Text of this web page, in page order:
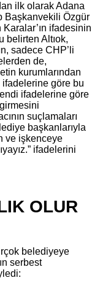
ilk olarak Adana
Başkanvekili Özgür
ifadesinin
belirten Altıok,
sadece CHP’li
de,
kurumlarından
ifadelerine göre bu
ifadelerine göre
suçlamaları
başkanlarıyla
ve işkenceye
ifadelerini
OLUR
belediyeye
serbest